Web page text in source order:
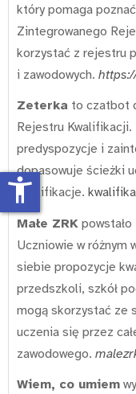
który pomaga
Zintegrowanego
korzystać z rejestru
i zawodowych.
Zeterka to czatbot
Rejestru
predyspozycje i
dopasowuje ścieżki
kwalifikacje.
Małe ZRK
Uczniowie w różnym
siebie propozycje
przedszkoli, szkół
mogą skorzystać ze
uczenia się przez
zawodowego.
Wiem, co umiem
accessibility_new